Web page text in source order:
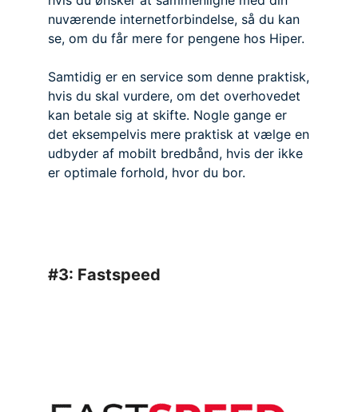
nuværende internetforbindelse, så du kan
se, om du får mere for pengene hos Hiper.
Samtidig er en service som denne praktisk,
hvis du skal vurdere, om det overhovedet
kan betale sig at skifte. Nogle gange er
det eksempelvis mere praktisk at vælge en
udbyder af mobilt bredbånd, hvis der ikke
er optimale forhold, hvor du bor.
#3: Fastspeed